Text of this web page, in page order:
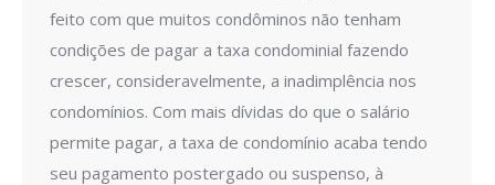
feito com que muitos condôminos não tenham
condições de pagar a taxa condominial fazendo
crescer, consideravelmente, a inadimplência nos
condomínios. Com mais dívidas do que o salário
permite pagar, a taxa de condomínio acaba tendo
seu pagamento postergado ou suspenso, à